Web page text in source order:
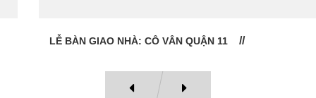
LỄ BÀN GIAO NHÀ: CÔ VÂN QUẬN 11